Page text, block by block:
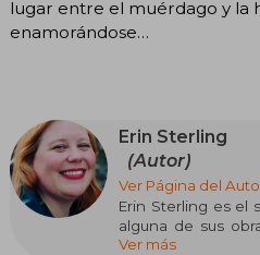
lugar entre el muérdago y la
enamorándose…​
Erin Sterling
(Autor)
Ver Página del
Erin Sterling es el
alguna de sus
Rachel Hawkins.
Ver más